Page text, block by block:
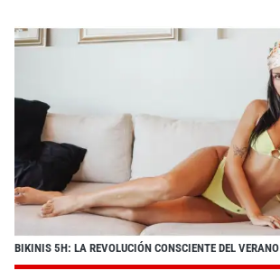
BIKINIS 5H: LA REVOLUCIÓN CONSCIENTE DEL VERANO